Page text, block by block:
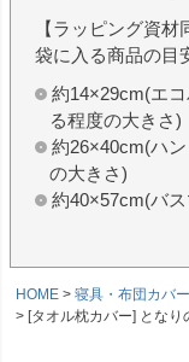
【ラッピング資
袋に入る商品の目
約14×29cm(エ
る程度の大きさ)
約26×40cm(ハ
の大きさ)
約40×57cm(バ
HOME 寝具・布団カバー
[タオル枕カバー] とな